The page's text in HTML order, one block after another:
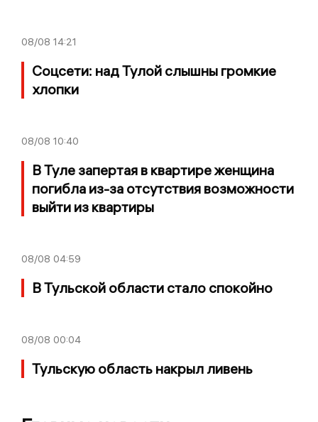
08/08 14:21
Соцсети: над Тулой слышны громкие
хлопки
08/08 10:40
В Туле запертая в квартире женщина
погибла из-за отсутствия возможности
выйти из квартиры
08/08 04:59
В Тульской области стало спокойно
08/08 00:04
Тульскую область накрыл ливень